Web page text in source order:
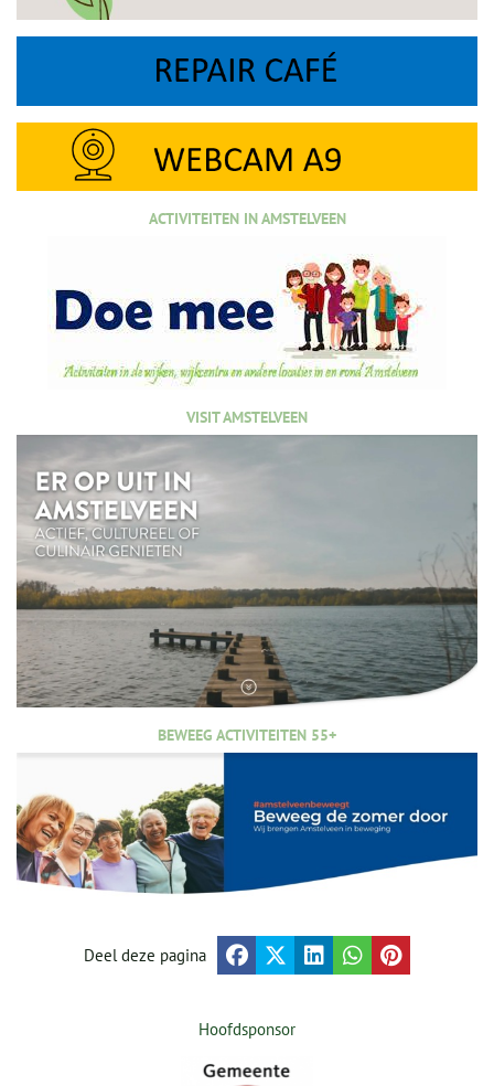
ACTIVITEITEN IN AMSTELVEEN
VISIT AMSTELVEEN
BEWEEG ACTIVITEITEN 55+
Deel deze pagina
Hoofdsponsor